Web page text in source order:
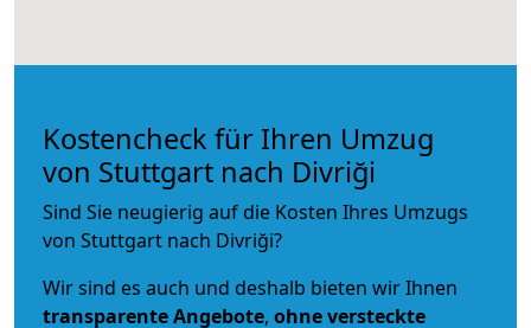
Kostencheck für Ihren Umzug
von Stuttgart nach Divriği
Sind Sie neugierig auf die Kosten Ihres Umzugs
von Stuttgart nach Divriği?
Wir sind es auch und deshalb bieten wir Ihnen
transparente Angebote, ohne versteckte